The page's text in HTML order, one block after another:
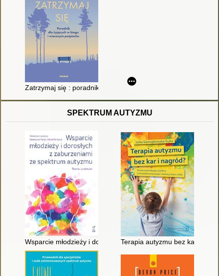
Zatrzymaj się : poradnik dla żyjących w biegu i wiecznym
SPEKTRUM AUTYZMU
Wsparcie młodzieży i dorosłych z zaburzeniami ze spektrum
Terapia autyzmu bez kar i